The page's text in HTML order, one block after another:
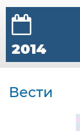
2014
Вести